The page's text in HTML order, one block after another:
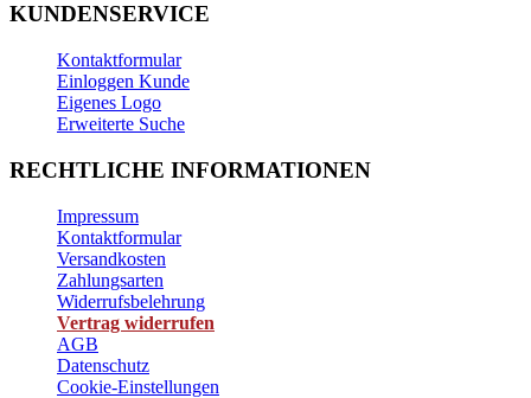
KUNDENSERVICE
Kontaktformular
Einloggen Kunde
Eigenes Logo
Erweiterte Suche
RECHTLICHE INFORMATIONEN
Impressum
Kontaktformular
Versandkosten
Zahlungsarten
Widerrufsbelehrung
Vertrag widerrufen
AGB
Datenschutz
Cookie-Einstellungen